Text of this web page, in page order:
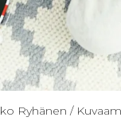
Ryhänen /